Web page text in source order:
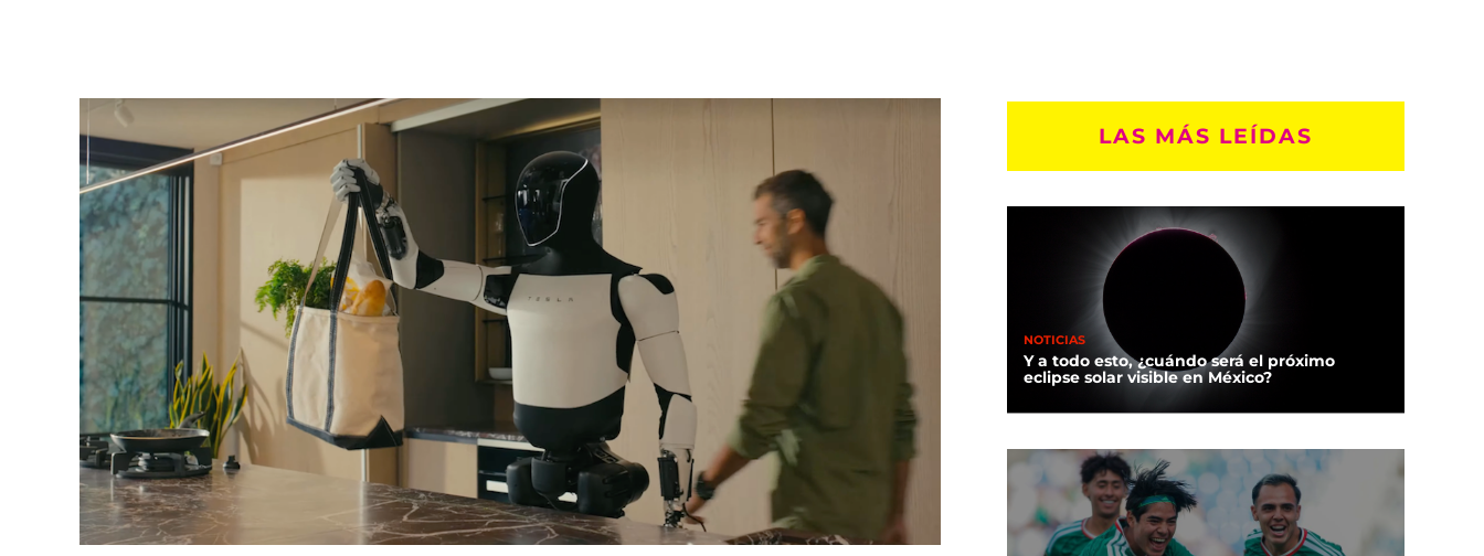
LAS MÁS LEÍDAS
NOTICIAS
Y a todo esto, ¿cuándo será el próximo
eclipse solar visible en México?